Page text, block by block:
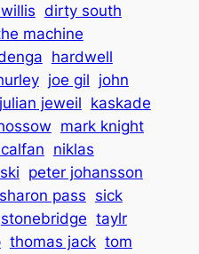
dirty south
machine
hardwell
joe gil john
julian jeweil kaskade
mark knight
niklas
peter johansson
sharon pass sick
stonebridge taylr
thomas jack tom